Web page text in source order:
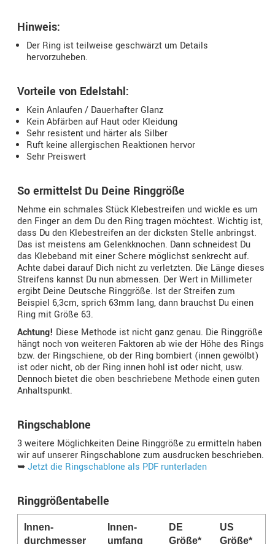
Hinweis:
Der Ring ist teilweise geschwärzt um Details
hervorzuheben.
Vorteile von Edelstahl:
Kein Anlaufen / Dauerhafter Glanz
Kein Abfärben auf Haut oder Kleidung
Sehr resistent und härter als Silber
Ruft keine allergischen Reaktionen hervor
Sehr Preiswert
So ermittelst Du Deine Ringgröße
Nehme ein schmales Stück Klebestreifen und wickle es um
den Finger an dem Du den Ring tragen möchtest. Wichtig ist,
dass Du den Klebestreifen an der dicksten Stelle anbringst.
Das ist meistens am Gelenkknochen. Dann schneidest Du
das Klebeband mit einer Schere möglichst senkrecht auf.
Achte dabei darauf Dich nicht zu verletzten. Die Länge dieses
Streifens kannst Du nun abmessen. Der Wert in Millimeter
ergibt Deine Deutsche Ringgröße. Ist der Streifen zum
Beispiel 6,3cm, sprich 63mm lang, dann brauchst Du einen
Ring mit Größe 63.
Achtung! Diese Methode ist nicht ganz genau. Die Ringgröße
hängt noch von weiteren Faktoren ab wie der Höhe des Rings
bzw. der Ringschiene, ob der Ring bombiert (innen gewölbt)
ist oder nicht, ob der Ring innen hohl ist oder nicht, usw.
Dennoch bietet die oben beschriebene Methode einen guten
Anhaltspunkt.
Ringschablone
3 weitere Möglichkeiten Deine Ringgröße zu ermitteln haben
wir auf unserer Ringschablone zum ausdrucken beschrieben.
➥Jetzt die Ringschablone als PDF runterladen
Ringgrößentabelle
Innen­
durchmesser
Innen­­
umfang
DE
Größe*
US
Größe*